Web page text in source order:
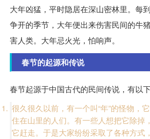
大年凶猛，平时隐居在深山密林里。每
争开的季节，大年便出来伤害民间的牛
害人类。大年忌火光，怕响声。
春节的起源和传说
春节起源于中国古代的民间传说，有以
很久很久以前，有一个叫“年”的怪物，
住在山里的人们。有一些人想把它除掉
它赶走。于是大家纷纷采取了各种方式